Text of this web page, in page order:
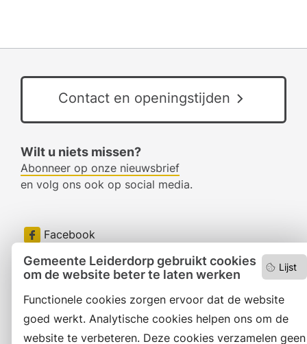
Lijst
Gemeente Leiderdorp gebruikt cookies
om de website beter te laten werken
Functionele cookies zorgen ervoor dat de website
goed werkt. Analytische cookies helpen ons om de
website te verbeteren. Deze cookies verzamelen geen
Contact en openingstijden
Wilt u niets missen?
Abonneer op onze nieuwsbrief
en volg ons ook op social media.
Facebook
RSS
Instagram